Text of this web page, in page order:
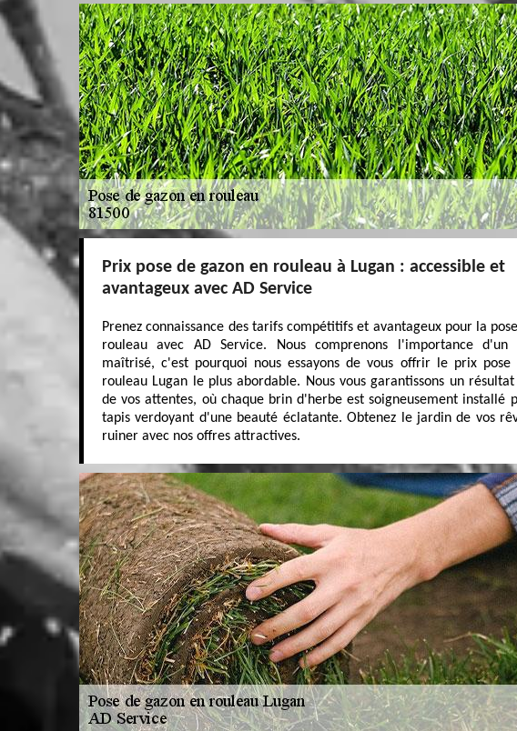
Prix pose de gazon en rouleau à Lugan : accessible et
avantageux avec AD Service
Prenez connaissance des tarifs compétitifs et avantageux pour la
rouleau avec AD Service. Nous comprenons l'importance d'un
maîtrisé, c'est pourquoi nous essayons de vous offrir le prix pose
rouleau Lugan le plus abordable. Nous vous garantissons un
de vos attentes, où chaque brin d'herbe est soigneusement installé
tapis verdoyant d'une beauté éclatante. Obtenez le jardin de vos
ruiner avec nos offres attractives.